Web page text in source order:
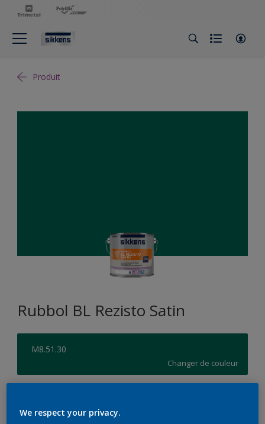
Produit
Rubbol BL Rezisto Satin
M8.51.30
Changer de couleur
1L
We respect your privacy.